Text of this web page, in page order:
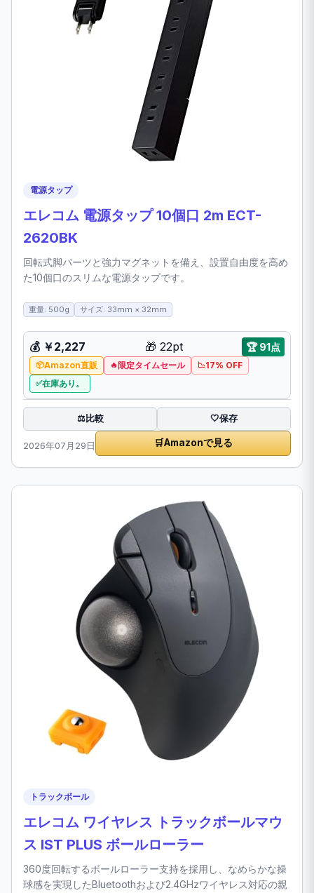
電源タップ
エレコム 電源タップ 10個口 2m ECT-
2620BK
回転式脚パーツと強力マグネットを備え、設置自由度を高め
た10個口のスリムな電源タップです。
重量: 500g サイズ: 33mm × 32mm
💰 ￥2,227 🎁 22pt 🏆 91点
Amazon直販 限定タイムセール
17% OFF
在庫あり。
⚖️比較 🤍保存
2026年07月29日 🛒Amazonで見る
トラックボール
エレコム ワイヤレス トラックボールマウ
ス IST PLUS ボールローラー
360度回転するボールローラー支持を採用し、なめらかな操
球感を実現したBluetoothおよび2.4GHzワイヤレス対応の親